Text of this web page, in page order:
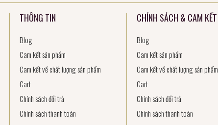
THÔNG TIN
Blog
Cam kết sản phẩm
Cam kết về chất lượng sản phẩm
Cart
Chính sách đổi trả
Chính sách thanh toán
CHÍNH SÁCH & CAM KẾT
Blog
Cam kết sản phẩm
Cam kết về chất lượng sản phẩm
Cart
Chính sách đổi trả
Chính sách thanh toán